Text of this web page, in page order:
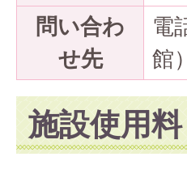
問い合わ
せ先
電
館）
施設使用料